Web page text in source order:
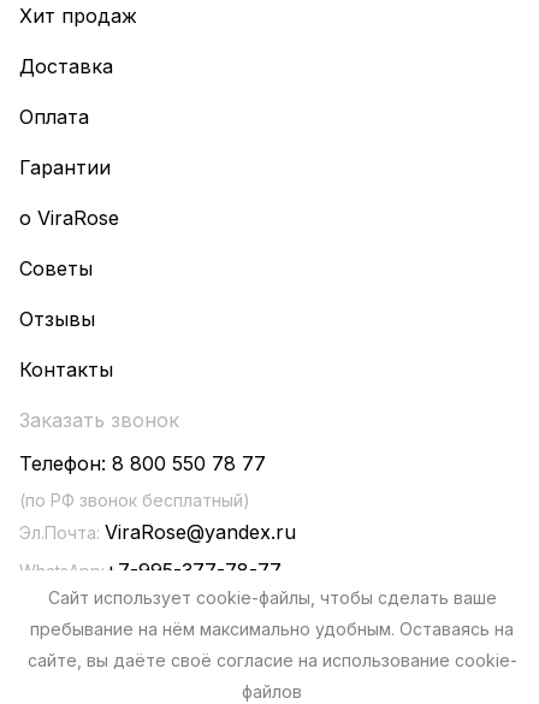
Сайт использует cookie-файлы, чтобы сделать ваше
пребывание на нём максимально удобным. Оставаясь на
сайте, вы даёте своё согласие на использование cookie-
файлов
Хит продаж
Доставка
Оплата
Гарантии
о ViraRose
Советы
Отзывы
Контакты
Заказать звонок
Телефон: 8 800 550 78 77
(по РФ звонок бесплатный)
Эл.Почта: ViraRose@yandex.ru
WhatsApp: +7-995-377-78-77
Политика конфиденциальности